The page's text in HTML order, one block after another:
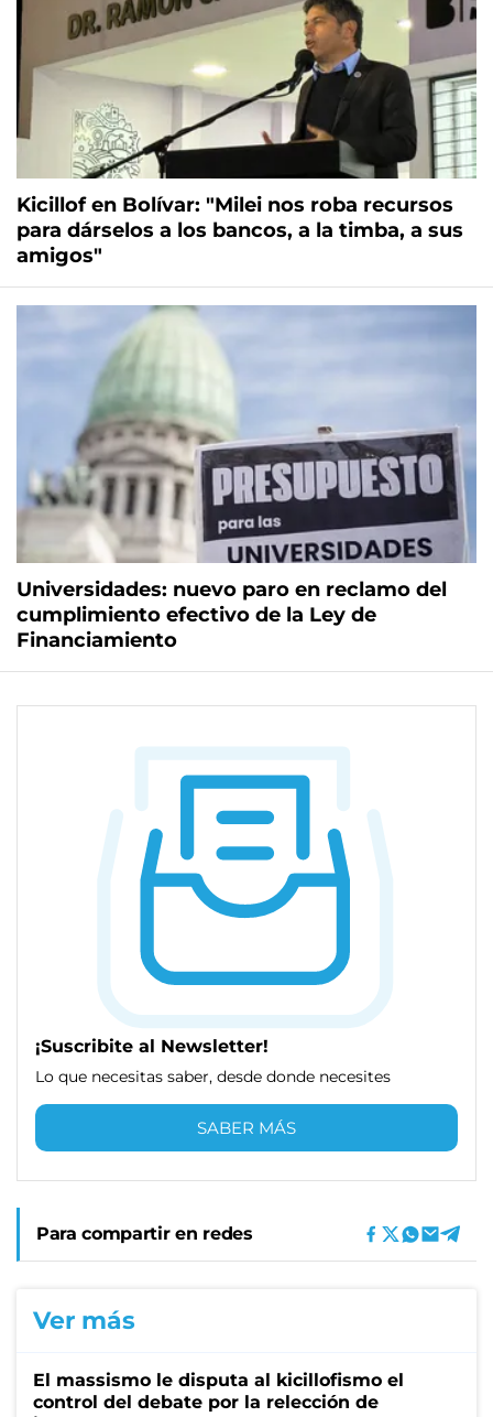
Kicillof en Bolívar: "Milei nos roba recursos
para dárselos a los bancos, a la timba, a sus
amigos"
Universidades: nuevo paro en reclamo del
cumplimiento efectivo de la Ley de
Financiamiento
¡Suscribite al Newsletter!
Lo que necesitas saber, desde donde necesites
SABER MÁS
Para compartir en redes
Ver más
El massismo le disputa al kicillofismo el
control del debate por la relección de